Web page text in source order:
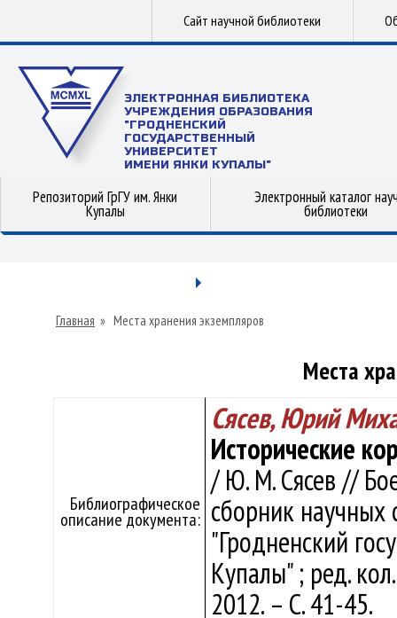
Сайт научной библиотеки
ЭЛЕКТРОННАЯ БИБЛИОТЕКА
УЧРЕЖДЕНИЯ ОБРАЗОВАНИЯ
"ГРОДНЕНСКИЙ
ГОСУДАРСТВЕННЫЙ
УНИВЕРСИТЕТ
ИМЕНИ ЯНКИ КУПАЛЫ"
Репозиторий ГрГУ им. Янки
Купалы
Электронный каталог
библиотеки
Главная » Места хранения экземпляров
Места
Библиографическое
описание документа:
Сясев, Юрий
Исторические
/ Ю. М. Сясев //
сборник научных
"Гродненский
Купалы" ; ред.
2012. – С. 41-45.